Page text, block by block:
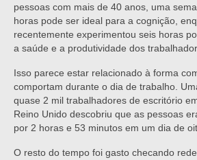
pessoas com mais de 40 anos, uma
horas pode ser ideal para a cognição,
recentemente experimentou seis horas
a saúde e a produtividade dos
Isso parece estar relacionado à forma
comportam durante o dia de trabalho.
quase 2 mil trabalhadores de escritório
Reino Unido descobriu que as pessoas
por 2 horas e 53 minutos em um dia de
O resto do tempo foi gasto checando